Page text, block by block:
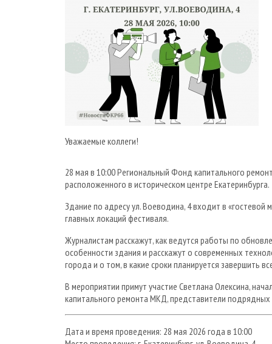
Уважаемые коллеги!
28 мая в 10:00 Региональный Фонд капитального
расположенного в историческом центре Екатеринбурга.
Здание по адресу ул. Воеводина, 4 входит в
главных локаций фестиваля.
Журналистам расскажут, как ведутся работы по
особенности здания и расскажут о современных
города и о том, в какие сроки планируется завершить
В мероприятии примут участие Светлана Олексина,
капитального ремонта МКД, представители
Дата и время проведения: 28 мая 2026 года в 10:00